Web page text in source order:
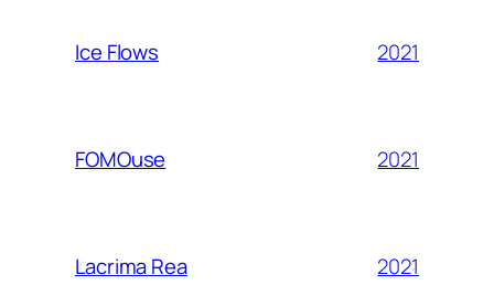
Ice Flows 2021
FOMOuse 2021
Lacrima Rea 2021